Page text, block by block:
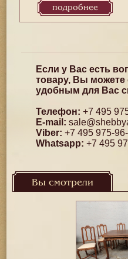
подробнее
Если у Вас есть
товару, Вы можете
удобным для Вас
Телефон: +7 495
E-mail:
Viber: +7 495 975-
Whatsapp: +7 495
Вы смотрели